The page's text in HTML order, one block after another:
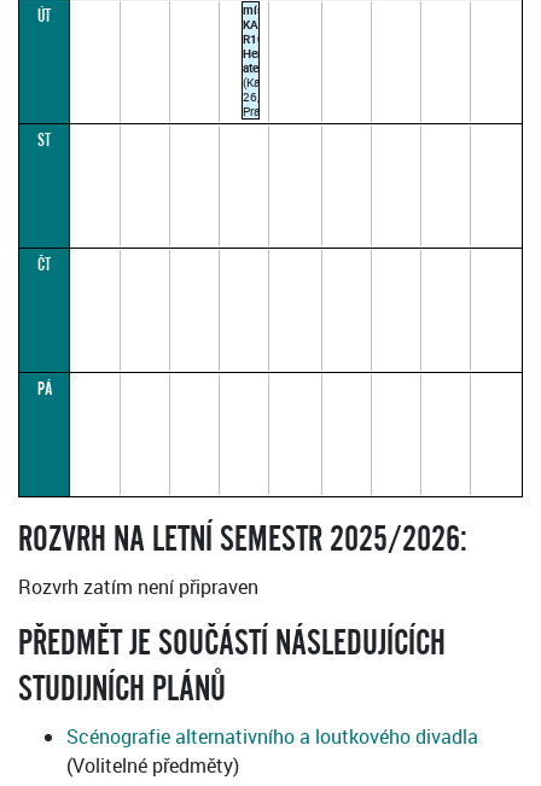
ÚT
místnost
KAR-
R102
Herecký
ateliér
(Karlova
26,
Praha
1)
ST
ČT
PÁ
ROZVRH NA LETNÍ SEMESTR 2025/2026:
Rozvrh zatím není připraven
PŘEDMĚT JE SOUČÁSTÍ NÁSLEDUJÍCÍCH
STUDIJNÍCH PLÁNŮ
Scénografie alternativního a loutkového divadla
(Volitelné předměty)